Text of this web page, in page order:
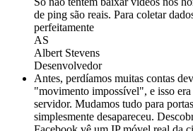
de ping são reais. Para coletar
perfeitamente
AS
Albert Stevens
Desenvolvedor
Antes, perdíamos muitas contas
"movimento impossível", e isso
servidor. Mudamos tudo para
simplesmente desapareceu.